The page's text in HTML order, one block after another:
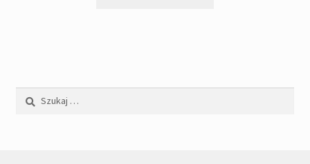
Szukaj: